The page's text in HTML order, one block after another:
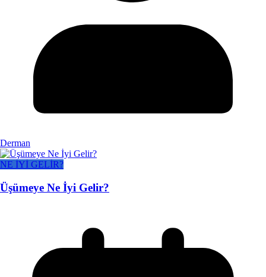
Derman
NE İYİ GELİR?
Üşümeye Ne İyi Gelir?